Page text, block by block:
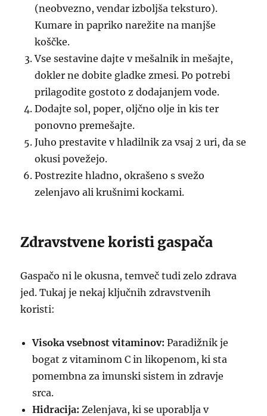
(neobvezno, vendar izboljša teksturo).
Kumare in papriko narežite na manjše
koščke.
Vse sestavine dajte v mešalnik in mešajte,
dokler ne dobite gladke zmesi. Po potrebi
prilagodite gostoto z dodajanjem vode.
Dodajte sol, poper, oljčno olje in kis ter
ponovno premešajte.
Juho prestavite v hladilnik za vsaj 2 uri, da se
okusi povežejo.
Postrezite hladno, okrašeno s svežo
zelenjavo ali krušnimi kockami.
Zdravstvene koristi gaspača
Gaspačo ni le okusna, temveč tudi zelo zdrava
jed. Tukaj je nekaj ključnih zdravstvenih
koristi:
Visoka vsebnost vitaminov: Paradižnik je
bogat z vitaminom C in likopenom, ki sta
pomembna za imunski sistem in zdravje
srca.
Hidracija: Zelenjava, ki se uporablja v